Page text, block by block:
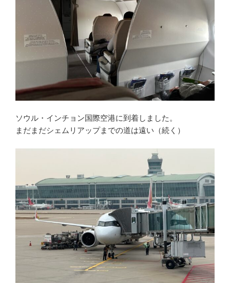
ソウル・インチョン国際空港に到着しました。
まだまだシェムリアップまでの道は遠い（続く）